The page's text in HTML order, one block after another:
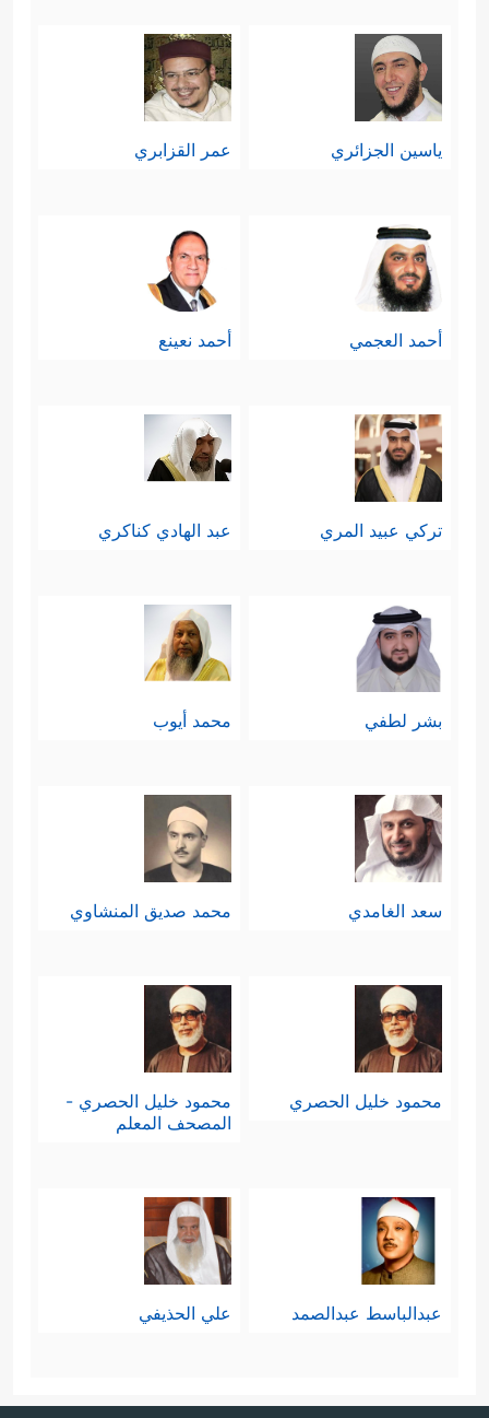
ياسين الجزائري عمر القزابري
أحمد العجمي أحمد نعينع
تركي عبيد المري عبد الهادي كناكري
بشر لطفي محمد أيوب
سعد الغامدي محمد صديق المنشاوي
محمود خليل الحصري
محمود خليل الحصري -
المصحف المعلم
عبدالباسط عبدالصمد علي الحذيفي